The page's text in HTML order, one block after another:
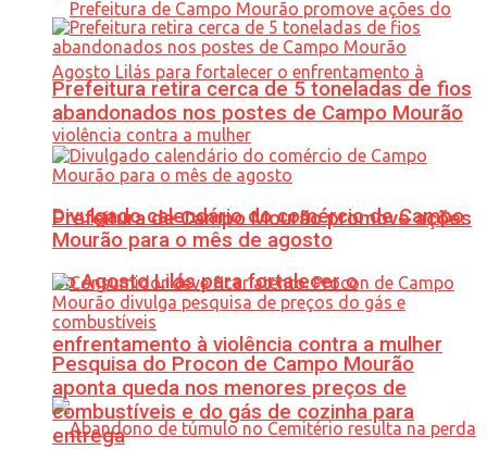
Prefeitura de Campo Mourão promove ações
do Agosto Lilás para fortalecer o
enfrentamento à violência contra a mulher
Prefeitura retira cerca de 5 toneladas de fios
abandonados nos postes de Campo Mourão
Divulgado calendário do comércio de Campo
Mourão para o mês de agosto
Pesquisa do Procon de Campo Mourão
aponta queda nos menores preços de
combustíveis e do gás de cozinha para
entrega